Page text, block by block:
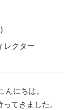
クター
にちは。
てきました。